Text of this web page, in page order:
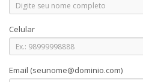
Celular
Email (seunome@dominio.com)